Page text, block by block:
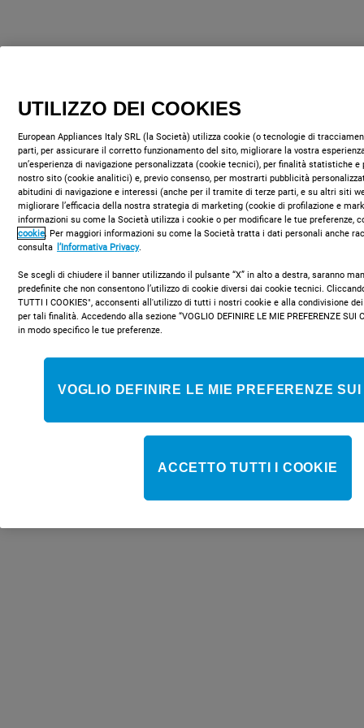
UTILIZZO DEI COOKIES
European Appliances Italy SRL (la Società) utilizza cookie (o tecnologie di
parti, per assicurare il corretto funzionamento del sito, migliorare la vostra
un’esperienza di navigazione personalizzata (cookie tecnici), per finalità statistiche e
nostro sito (cookie analitici) e, previo consenso, per mostrarti pubblicità
abitudini di navigazione e interessi (anche per il tramite di terze parti, e su altri siti
migliorare l’efficacia della nostra strategia di marketing (cookie di profilazione e
informazioni su come la Società utilizza i cookie o per modificare le tue preferenze,
cookie. Per maggiori informazioni su come la Società tratta i dati personali anche
consulta l’Informativa Privacy.
Se scegli di chiudere il banner utilizzando il pulsante “X” in alto a destra, saranno
predefinite che non consentono l’utilizzo di cookie diversi dai cookie tecnici.
TUTTI I COOKIES", acconsenti all'utilizzo di tutti i nostri cookie e alla condivisione
per tali finalità. Accedendo alla sezione “VOGLIO DEFINIRE LE MIE PREFERENZE SUI
in modo specifico le tue preferenze.
VOGLIO DEFINIRE LE MIE PREFERENZE
ACCETTO TUTTI I COOKIE